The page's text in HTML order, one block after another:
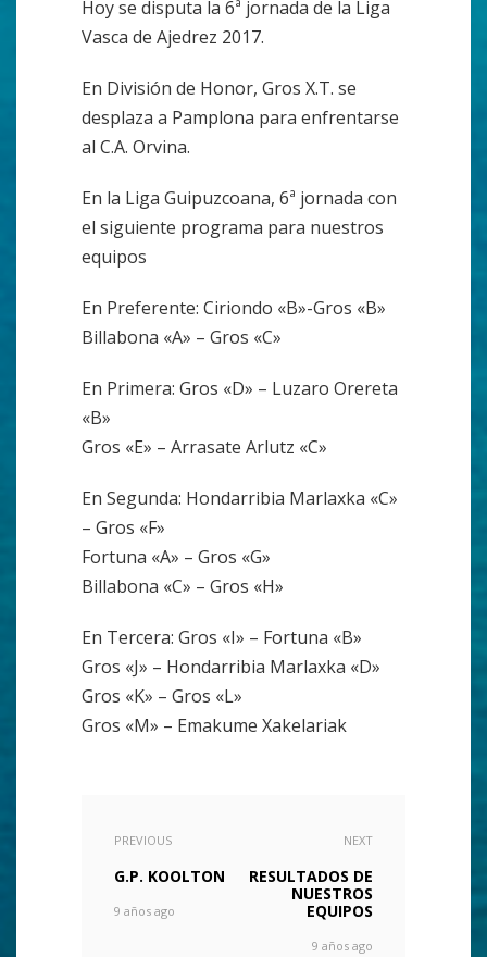
Hoy se disputa la 6ª jornada de la Liga
Vasca de Ajedrez 2017.
En División de Honor, Gros X.T. se
desplaza a Pamplona para enfrentarse
al C.A. Orvina.
En la Liga Guipuzcoana, 6ª jornada con
el siguiente programa para nuestros
equipos
En Preferente: Ciriondo «B»-Gros «B»
Billabona «A» – Gros «C»
En Primera: Gros «D» – Luzaro Orereta
«B»
Gros «E» – Arrasate Arlutz «C»
En Segunda: Hondarribia Marlaxka «C»
– Gros «F»
Fortuna «A» – Gros «G»
Billabona «C» – Gros «H»
En Tercera: Gros «I» – Fortuna «B»
Gros «J» – Hondarribia Marlaxka «D»
Gros «K» – Gros «L»
Gros «M» – Emakume Xakelariak
PREVIOUS
G.P. KOOLTON
9 años ago
NEXT
RESULTADOS DE
NUESTROS
EQUIPOS
9 años ago